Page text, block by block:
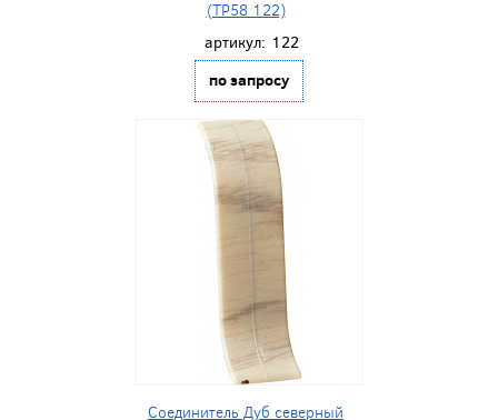
(ТР58 122)
артикул: 122
по запросу
Соединитель Дуб северный